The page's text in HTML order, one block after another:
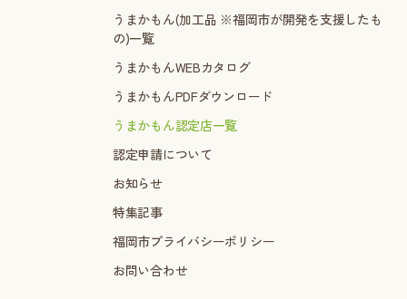
うまかもん(加工品 ※福岡市が開発を支援したも
の)一覧
うまかもんWEBカタログ
うまかもんPDFダウンロード
うまかもん認定店一覧
認定申請について
お知らせ
特集記事
福岡市プライバシーポリシー
お問い合わせ